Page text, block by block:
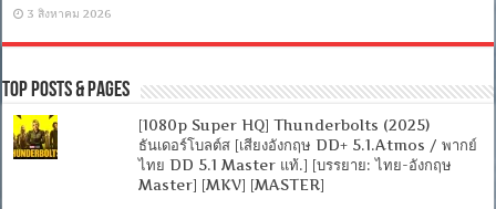
3 สิงหาคม 2026
Top Posts & Pages
[1080p Super HQ] Thunderbolts (2025)
ธันเดอร์โบลต์ส [เสียงอังกฤษ DD+ 5.1.Atmos / พากย์
ไทย DD 5.1 Master แท้.] [บรรยาย: ไทย-อังกฤษ
Master] [MKV] [MASTER]